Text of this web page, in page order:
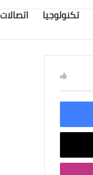
تكنولوجيا اتصالات